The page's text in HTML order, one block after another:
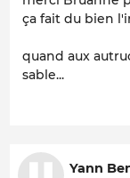
ça fait du bien
quand aux
sable...
Yann